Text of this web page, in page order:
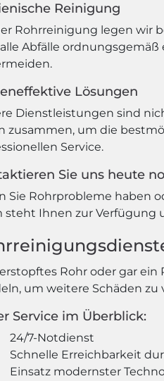
Reinigung
Rohrreinigung legen wir
Abfälle
Lösungen
Dienstleistungen sind
zusammen, um die
Service.
Sie uns heute
Sie Rohrprobleme haben
steht Ihnen zur Verfügung
Rohr oder gar
um weitere Schäden
Service im Überblick:
24/7-Notdienst
Schnelle Erreichbarkeit
Einsatz modernster